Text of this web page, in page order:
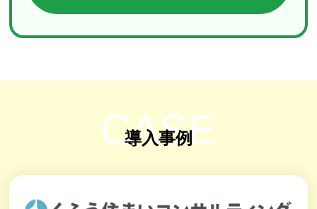
CASE
導入事例